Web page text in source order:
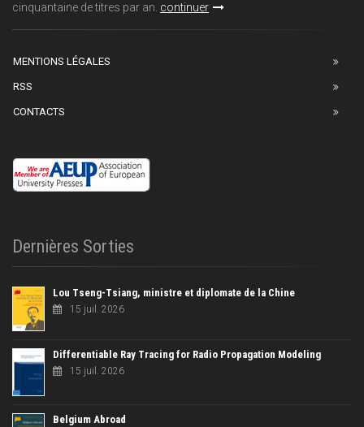
cinquantaine de titres par an. continuer
MENTIONS LÉGALES
RSS
CONTACTS
Dernières Sorties
Lou Tseng-Tsiang, ministre et diplomate de la Chine
15 juil. 2026
Differentiable Ray Tracing for Radio Propagation Modeling
15 juil. 2026
Belgium Abroad